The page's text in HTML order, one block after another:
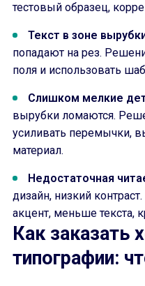
тестовый образец,
Текст в зоне
попадают на рез.
поля и использовать
Слишком мелкие
вырубки ломаются.
усиливать перемычки,
материал.
Недостаточная
дизайн, низкий
акцент, меньше текста,
Как заказать
типографии: